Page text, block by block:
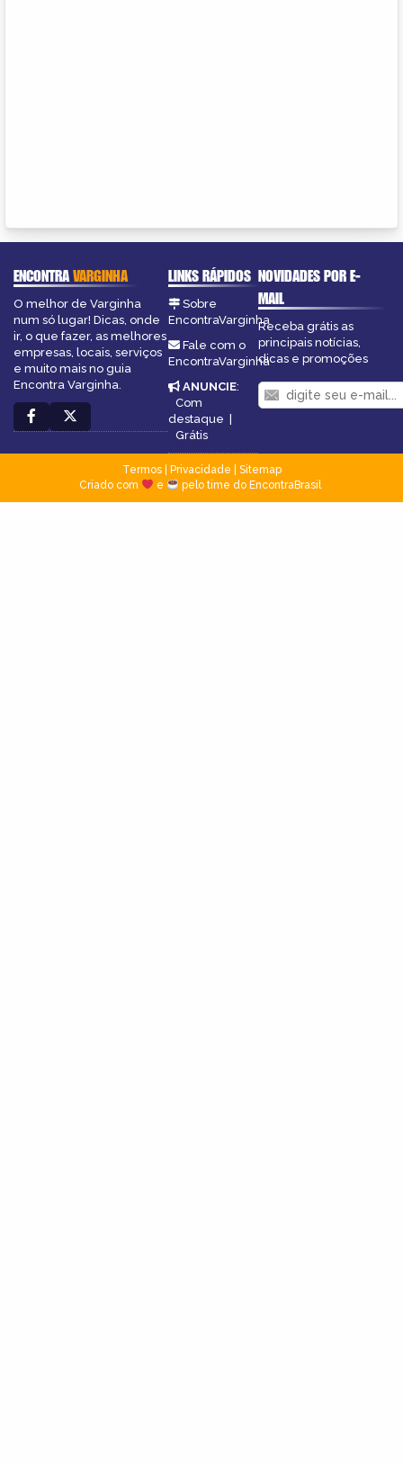
ENCONTRAVARGINHA
O melhor de Varginha
num só lugar! Dicas, onde
ir, o que fazer, as melhores
empresas, locais, serviços
e muito mais no guia
Encontra Varginha.
LINKS RÁPIDOS
Sobre
EncontraVarginha
Fale com o
EncontraVarginha
ANUNCIE:
Com
destaque
Grátis
NOVIDADES POR E-
MAIL
Receba grátis as
principais notícias,
dicas e promoções
Termos| Privacidade
Sitemap
Criado com
e pelo time do EncontraBrasil